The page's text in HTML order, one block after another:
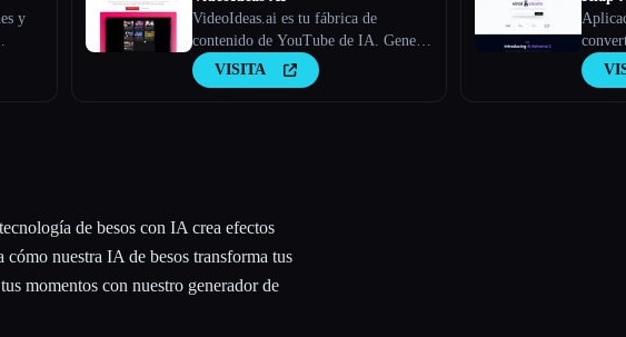
y
VideoIdeas.ai es tu fábrica de
contenido de YouTube de IA. Genera
guiones aptos para hacer virus,
nuevas ideas de vídeo y contenido
VISITA
virales
de besos con IA crea efectos
nuestra IA de besos transforma tus
momentos con nuestro generador de